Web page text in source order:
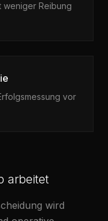
weniger Reibung
vor
arbeitet
wird